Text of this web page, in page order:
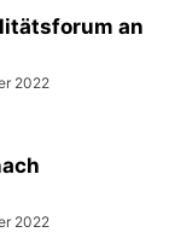
an
2022
2022